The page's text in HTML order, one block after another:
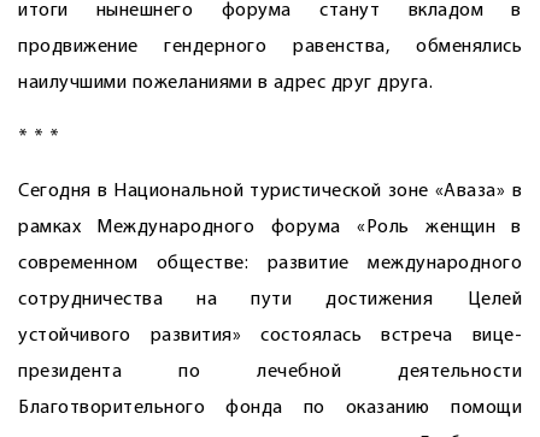
итоги нынешнего форума станут вкладом в
продвижение гендерного равенства, обменялись
наилучшими пожеланиями в адрес друг друга.
* * *
Сегодня в Национальной туристической зоне ­«Аваза» в
рамках Международного форума «Роль женщин в
современном обществе: развитие международного
сотрудничества на пути достижения Целей
устойчивого развития» состоялась встреча вице-
президента по лечебной деятельности
Благотворительного фонда по оказанию помощи